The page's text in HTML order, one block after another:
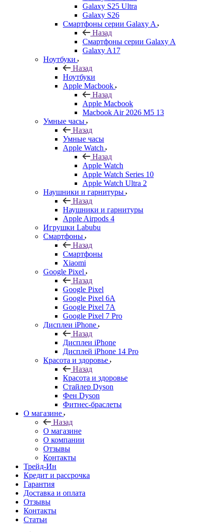
Galaxy S25 Ultra
Galaxy S26
Смартфоны серии Galaxy A
Назад
Смартфоны серии Galaxy A
Galaxy A17
Ноутбуки
Назад
Ноутбуки
Apple Macbook
Назад
Apple Macbook
Macbook Air 2026 M5 13
Умные часы
Назад
Умные часы
Apple Watch
Назад
Apple Watch
Apple Watch Series 10
Apple Watch Ultra 2
Наушники и гарнитуры
Назад
Наушники и гарнитуры
Apple Airpods 4
Игрушки Labubu
Смартфоны
Назад
Смартфоны
Xiaomi
Google Pixel
Назад
Google Pixel
Google Pixel 6A
Google Pixel 7А
Google Pixel 7 Pro
Дисплеи iPhone
Назад
Дисплеи iPhone
Дисплей iPhone 14 Pro
Красота и здоровье
Назад
Красота и здоровье
Стайлер Dyson
Фен Dyson
Фитнес-браслеты
О магазине
Назад
О магазине
О компании
Отзывы
Контакты
Трейд-Ин
Кредит и рассрочка
Гарантия
Доставка и оплата
Отзывы
Контакты
Статьи